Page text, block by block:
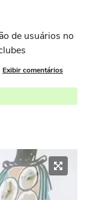
de usuários no
Exibir comentários